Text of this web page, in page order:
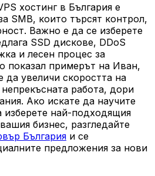
хостинг в България е
SMB, които търсят контрол,
Важно е да се изберете
SSD дискове, DDoS
и лесен процес за
показал примерът на Иван,
да увеличи скоростта на
работа, дори
Ако искате да научите
изберете най-подходящия
бизнес, разгледайте
България и се
предложения за нови